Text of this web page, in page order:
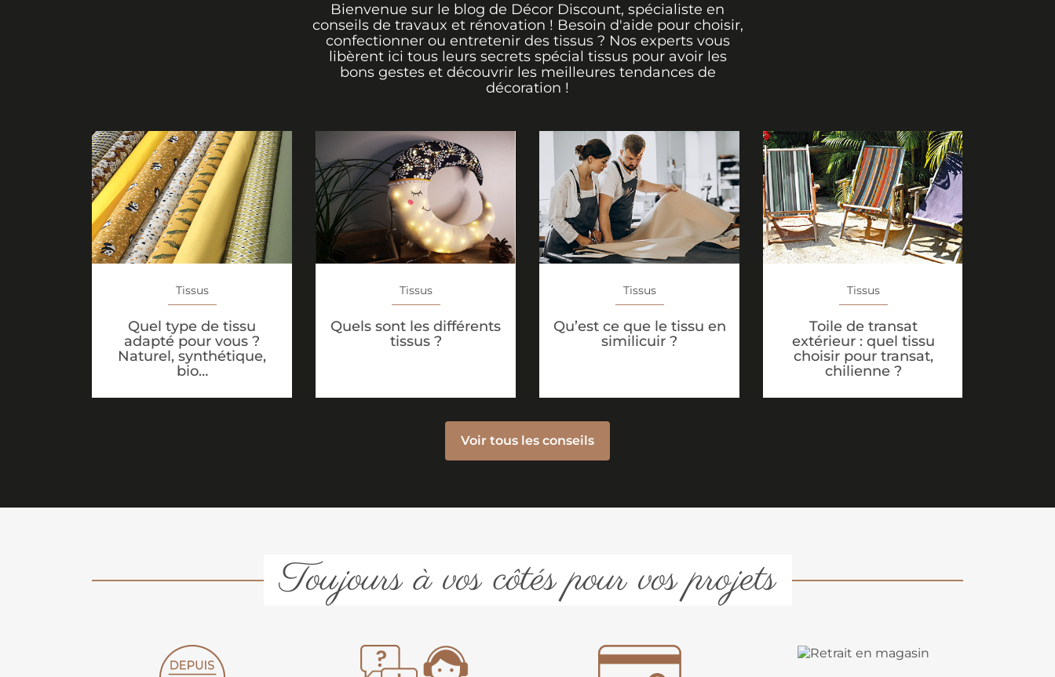
Bienvenue sur le blog de Décor Discount, spécialiste en
conseils de travaux et rénovation ! Besoin d'aide pour choisir,
confectionner ou entretenir des tissus ? Nos experts vous
libèrent ici tous leurs secrets spécial tissus pour avoir les
bons gestes et découvrir les meilleures tendances de
décoration !
Tissus
Quel type de tissu
adapté pour vous ?
Naturel, synthétique,
bio…
Tissus
Quels sont les différents
tissus ?
Tissus
Qu’est ce que le tissu en
similicuir ?
Tissus
Toile de transat
extérieur : quel tissu
choisir pour transat,
chilienne ?
Voir tous les conseils
Toujours à vos côtés pour vos projets